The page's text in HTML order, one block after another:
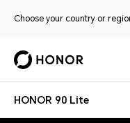
Choose your country or
HONOR 90 Lite